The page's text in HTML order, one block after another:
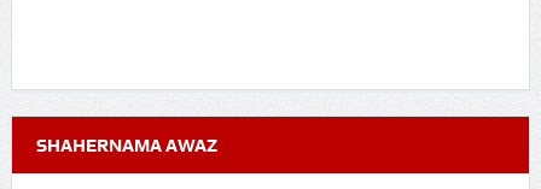
SHAHERNAMA AWAZ